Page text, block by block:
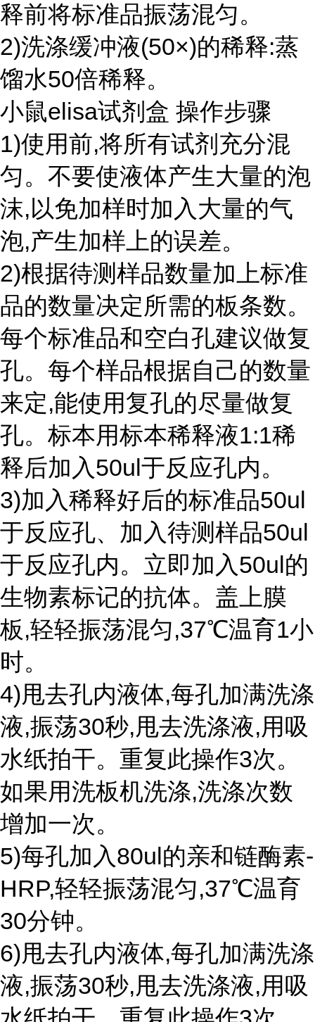
释前将标准品振荡混匀。
2)洗涤缓冲液(50×)的稀释:蒸
馏水50倍稀释。
小鼠elisa试剂盒 操作步骤
1)使用前,将所有试剂充分混
匀。不要使液体产生大量的泡
沫,以免加样时加入大量的气
泡,产生加样上的误差。
2)根据待测样品数量加上标准
品的数量决定所需的板条数。
每个标准品和空白孔建议做复
孔。每个样品根据自己的数量
来定,能使用复孔的尽量做复
孔。标本用标本稀释液1:1稀
释后加入50ul于反应孔内。
3)加入稀释好后的标准品50ul
于反应孔、加入待测样品50ul
于反应孔内。立即加入50ul的
生物素标记的抗体。盖上膜
板,轻轻振荡混匀,37℃温育1小
时。
4)甩去孔内液体,每孔加满洗涤
液,振荡30秒,甩去洗涤液,用吸
水纸拍干。重复此操作3次。
如果用洗板机洗涤,洗涤次数
增加一次。
5)每孔加入80ul的亲和链酶素-
HRP,轻轻振荡混匀,37℃温育
30分钟。
6)甩去孔内液体,每孔加满洗涤
液,振荡30秒,甩去洗涤液,用吸